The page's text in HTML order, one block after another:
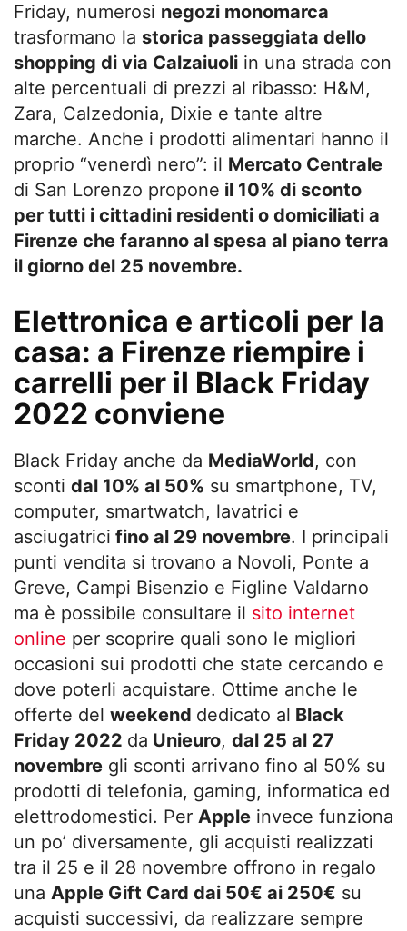
Friday, numerosi negozi monomarca
trasformano la storica passeggiata dello
shopping di via Calzaiuoli in una strada con
alte percentuali di prezzi al ribasso: H&M,
Zara, Calzedonia, Dixie e tante altre
marche. Anche i prodotti alimentari hanno il
proprio “venerdì nero”: il Mercato Centrale
di San Lorenzo propone il 10% di sconto
per tutti i cittadini residenti o domiciliati a
Firenze che faranno al spesa al piano terra
il giorno del 25 novembre.
Elettronica e articoli per la
casa: a Firenze riempire i
carrelli per il Black Friday
2022 conviene
Black Friday anche da MediaWorld, con
sconti dal 10% al 50% su smartphone, TV,
computer, smartwatch, lavatrici e
asciugatrici fino al 29 novembre. I principali
punti vendita si trovano a Novoli, Ponte a
Greve, Campi Bisenzio e Figline Valdarno
ma è possibile consultare il sito internet
online per scoprire quali sono le migliori
occasioni sui prodotti che state cercando e
dove poterli acquistare. Ottime anche le
offerte del weekend dedicato al Black
Friday 2022 da Unieuro, dal 25 al 27
novembre gli sconti arrivano fino al 50% su
prodotti di telefonia, gaming, informatica ed
elettrodomestici. Per Apple invece funziona
un po’ diversamente, gli acquisti realizzati
tra il 25 e il 28 novembre offrono in regalo
una Apple Gift Card dai 50€ ai 250€ su
acquisti successivi, da realizzare sempre